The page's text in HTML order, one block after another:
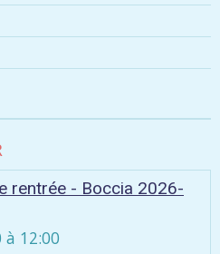
rentrée - Boccia 2026-
à 12:00